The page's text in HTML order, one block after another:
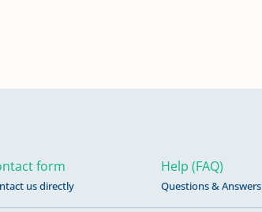
form
us directly
Help (FAQ)
Questions & Answers